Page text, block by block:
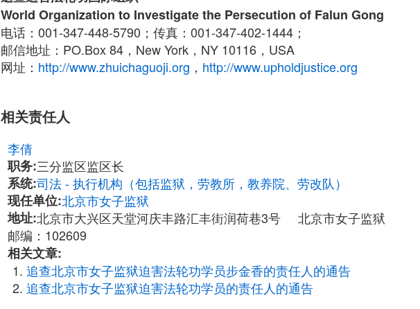
World Organization to Investigate the Persecution of Falun Gong
电话：001-347-448-5790；传真：001-347-402-1444；
邮信地址：PO.Box 84，New York，NY 10116，USA
网址： http://www.zhuichaguoji.org ， http://www.upholdjustice.org
相关责任人
李倩
职务:三分监区监区长
系统:司法 - 执行机构（包括监狱，劳教所，教养院、劳改队）
现任单位:北京市女子监狱
地址:北京市大兴区天堂河庆丰路汇丰街润荷巷3号 北京市女子监狱
邮编：102609
相关文章:
追查北京市女子监狱迫害法轮功学员步金香的责任人的通告
追查北京市女子监狱迫害法轮功学员的责任人的通告